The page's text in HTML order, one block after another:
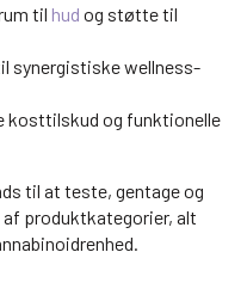
til hud og støtte til
synergistiske wellness-
kosttilskud og funktionelle
til at teste, gentage og
produktkategorier, alt